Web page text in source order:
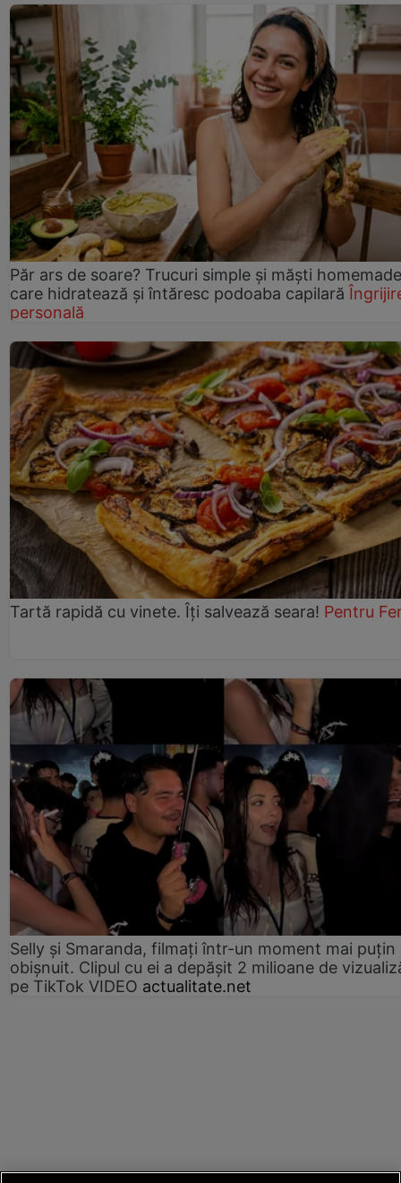
Păr ars de soare? Trucuri simple și măști homemade
care hidratează și întăresc podoaba capilară
personală
Tartă rapidă cu vinete. Îți salvează seara! Pentru
Selly și Smaranda, filmați într-un moment mai puțin
obișnuit. Clipul cu ei a depășit 2 milioane de
pe TikTok VIDEO actualitate.net